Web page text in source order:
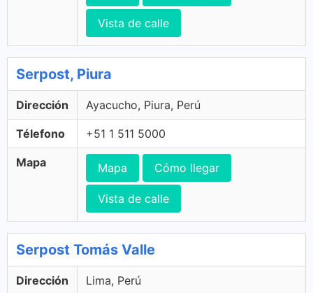
Vista de calle
Serpost, Piura
Dirección Ayacucho, Piura, Perú
Télefono +51 1 511 5000
Mapa Mapa Cómo llegar
Vista de calle
Serpost Tomás Valle
Dirección Lima, Perú